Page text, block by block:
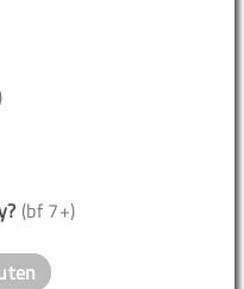
(bf 7+)